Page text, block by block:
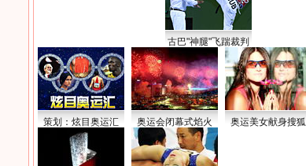
古巴"神腿"飞踹裁判
策划：炫目奥运汇 奥运会闭幕式焰火 奥运美女献身搜狐